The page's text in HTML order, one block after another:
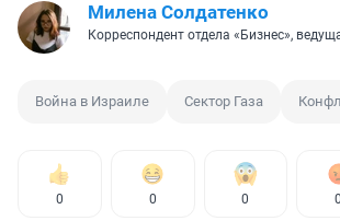
Милена Солдатенко
Корреспондент отдела «Бизнес»,
Война в Израиле Сектор Газа
0 0 0 0